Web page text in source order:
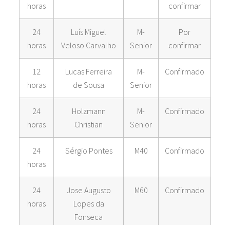
horas
confirmar
24
horas
Luís Miguel
Veloso Carvalho
M-
Senior
Por
confirmar
12
horas
Lucas Ferreira
de Sousa
M-
Senior
Confirmado
24
horas
Holzmann
Christian
M-
Senior
Confirmado
24
horas
Sérgio Pontes M40 Confirmado
24
horas
Jose Augusto
Lopes da
Fonseca
M60 Confirmado